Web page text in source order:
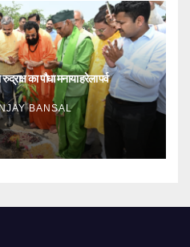
का पौधा मनाया हरेला पर्व
BANSAL